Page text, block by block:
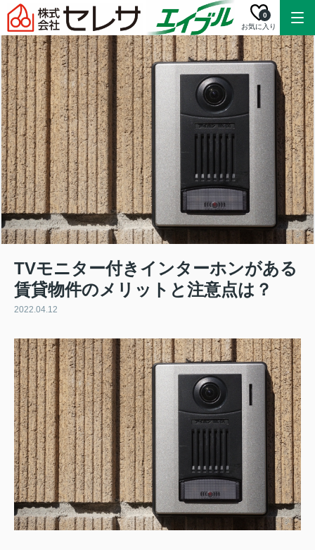
お気に入り
0
TVモニター付きインターホンがある
賃貸物件のメリットと注意点は？
2022.04.12